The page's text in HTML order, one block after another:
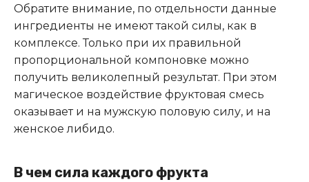
Обратите внимание, по отдельности данные
ингредиенты не имеют такой силы, как в
комплексе. Только при их правильной
пропорциональной компоновке можно
получить великолепный результат. При этом
магическое воздействие фруктовая смесь
оказывает и на мужскую половую силу, и на
женское либидо.
В чем сила каждого фрукта